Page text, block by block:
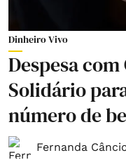
Dinheiro Vivo
Despesa
Solidário
número de
Fernanda